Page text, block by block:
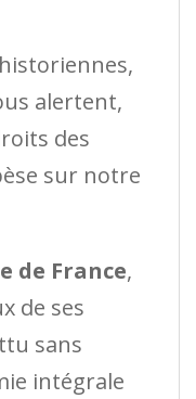
alertent,
des
sur notre
de France,
de ses
sans
intégrale